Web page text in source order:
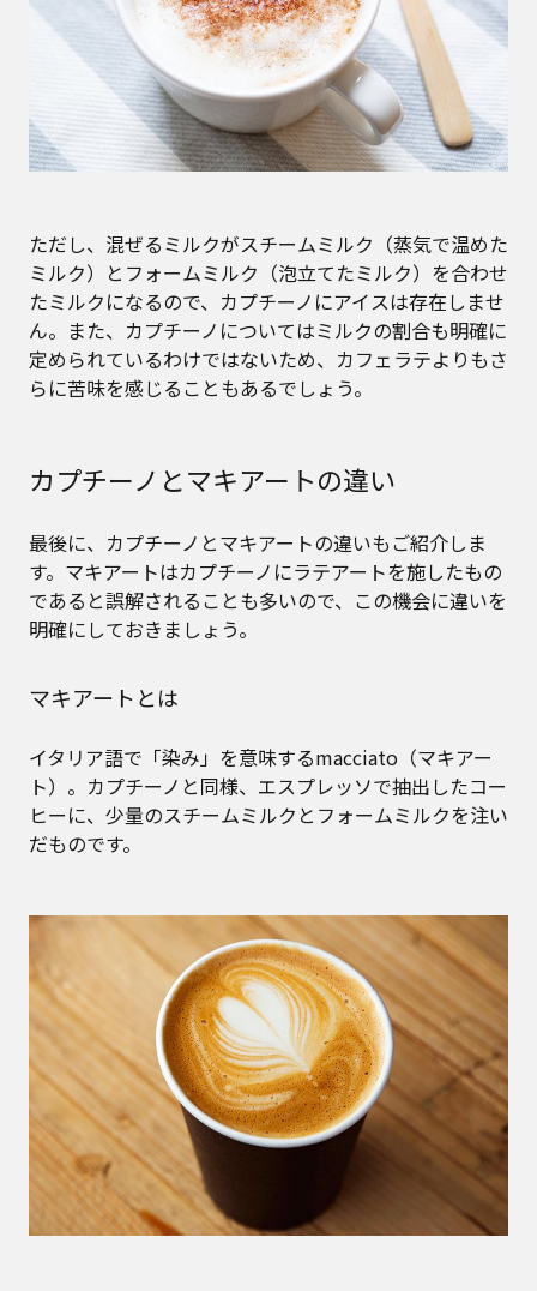
ただし、混ぜるミルクがスチームミルク（蒸気で温めた
ミルク）とフォームミルク（泡立てたミルク）を合わせ
たミルクになるので、カプチーノにアイスは存在しませ
ん。また、カプチーノについてはミルクの割合も明確に
定められているわけではないため、カフェラテよりもさ
らに苦味を感じることもあるでしょう。
カプチーノとマキアートの違い
最後に、カプチーノとマキアートの違いもご紹介しま
す。マキアートはカプチーノにラテアートを施したもの
であると誤解されることも多いので、この機会に違いを
明確にしておきましょう。
マキアートとは
イタリア語で「染み」を意味するmacciato（マキアー
ト）。カプチーノと同様、エスプレッソで抽出したコー
ヒーに、少量のスチームミルクとフォームミルクを注い
だものです。